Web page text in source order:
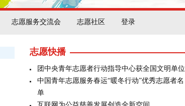
志愿服务交流会 志愿社区 登录
志愿快播
团中央青年志愿者行动指导中心获全国文明单位
中国青年志愿服务春运“暖冬行动”优秀志愿者名
单